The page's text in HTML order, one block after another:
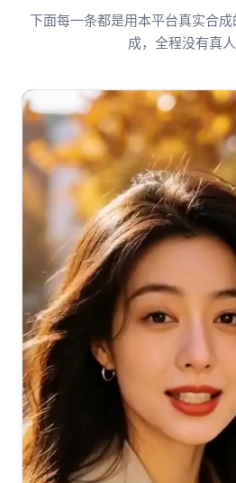
下面每一条都是用本平台真实合
成，全程没有真人